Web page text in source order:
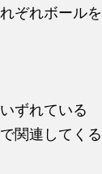
ぞれボールを
ずれている
関連してくる